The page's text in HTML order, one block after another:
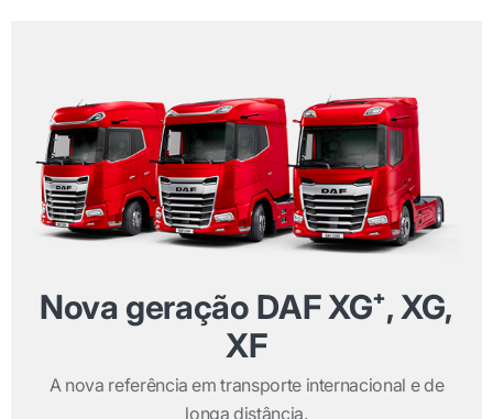
Nova geração DAF XG⁺, XG,
XF
A nova referência em transporte internacional e de
longa distância.